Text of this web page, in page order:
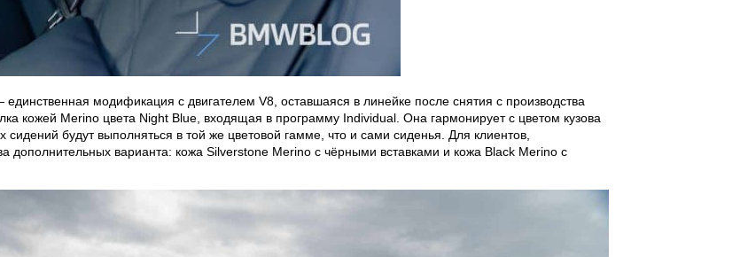
модификация с двигателем V8, оставшаяся в линейке после снятия с производства
кожей Merino цвета Night Blue, входящая в программу Individual. Она гармонирует с цветом кузова
будут выполняться в той же цветовой гамме, что и сами сиденья. Для клиентов,
дополнительных варианта: кожа Silverstone Merino с чёрными вставками и кожа Black Merino с